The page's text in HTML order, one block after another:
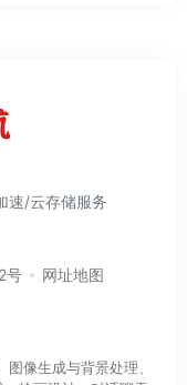
速/云存储服务
号 网址地图
像生成与背景处理、